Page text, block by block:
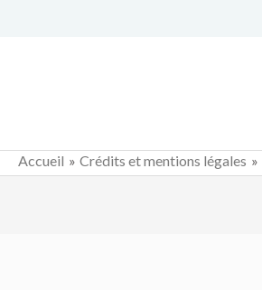
Accueil Crédits et mentions légales